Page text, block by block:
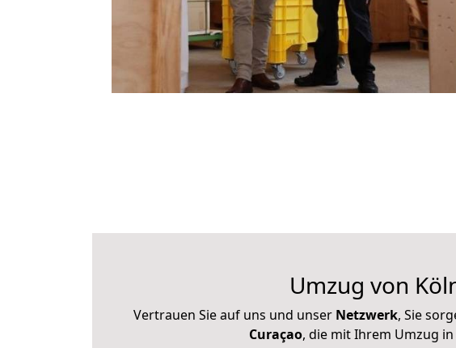
Umzug von
Vertrauen Sie auf uns und unser Netzwerk, Sie
Curaçao, die mit Ihrem Umzug